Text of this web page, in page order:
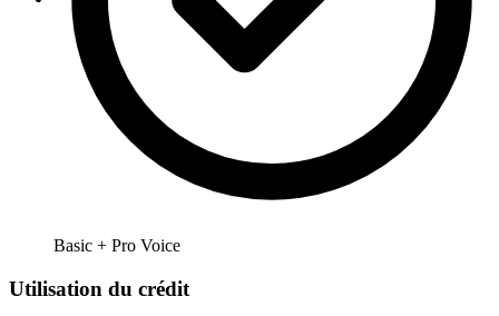
Basic + Pro Voice
Utilisation du crédit